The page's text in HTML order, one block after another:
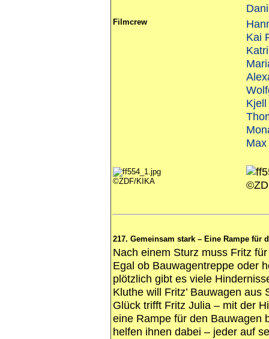
Filmcrew
Kai
©ZDF/KIKA
217. Gemeinsam stark – Eine Rampe für
Nach einem Sturz muss Fritz
Egal ob Bauwagentreppe oder
plötzlich gibt es viele
Kluthe will Fritz’ Bauwagen
Glück trifft Fritz Julia – mit der
eine Rampe für den Bauwagen
helfen ihnen dabei – jeder auf